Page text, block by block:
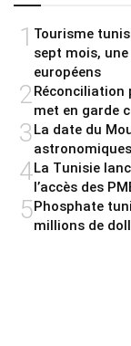
1 Tourisme
sept mois,
européens
2Réconciliation
met en garde
3La date du
astronomiques
4La Tunisie
l’accès des
5Phosphate
millions de